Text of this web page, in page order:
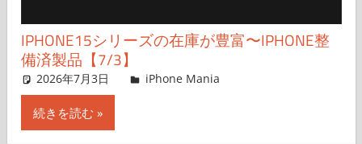
IPHONE15シリーズの在庫が豊富〜IPHONE整
備済製品【7/3】
2026年7月3日 FT729
iPhone Mania
続きを読む